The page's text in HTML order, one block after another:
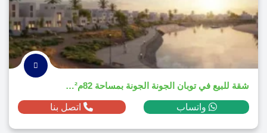
شقة للبيع في توبان الجونة الجونة بمساحة 82م² ومقدم 57,900 دولار
واتساب اتصل بنا